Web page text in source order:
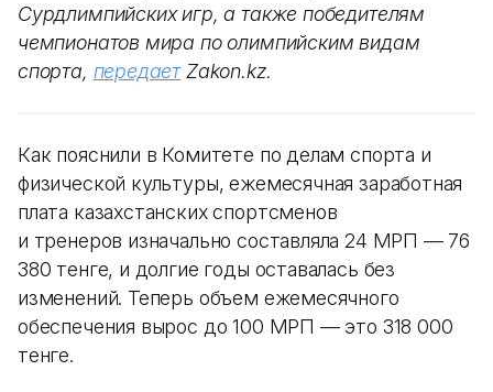
Сурдлимпийских игр, а также победителям
чемпионатов мира по олимпийским видам
спорта, передаетZakon.kz.
Как пояснили в Комитете по делам спорта и
физической культуры, ежемесячная заработная
плата казахстанских спортсменов
и тренеров изначально составляла 24 МРП — 76
380 тенге, и долгие годы оставалась без
изменений. Теперь объем ежемесячного
обеспечения вырос до 100 МРП — это 318 000
тенге.